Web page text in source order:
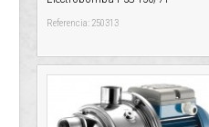
Referencia: 250313